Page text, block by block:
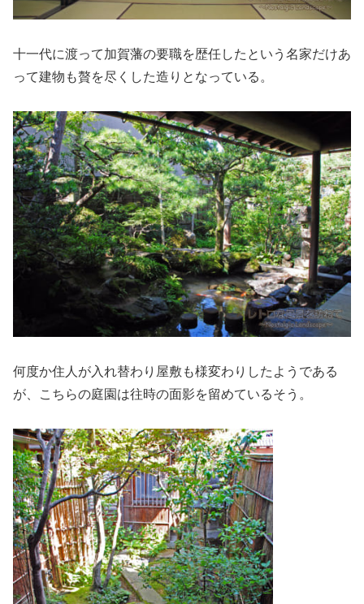
十一代に渡って加賀藩の要職を歴任したという名家だけあ
って建物も贅を尽くした造りとなっている。
何度か住人が入れ替わり屋敷も様変わりしたようである
が、こちらの庭園は往時の面影を留めているそう。